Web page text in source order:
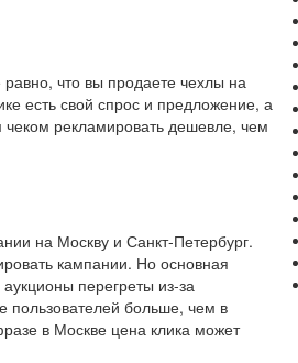
что вы продаете чехлы на
есть свой спрос и предложение, а
чеком рекламировать дешевле, чем
на Москву и Санкт-Петербург.
кампании. Но основная
перегреты из-за
пользователей больше, чем в
в Москве цена клика может